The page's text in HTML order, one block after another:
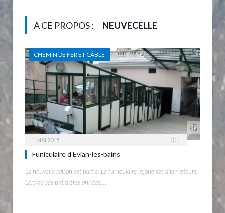
A CE PROPOS : NEUVECELLE
CHEMIN DE FER ET CÂBLE
1 MAI 2015 1
Funiculaire d’Evian-les-bains
La nouvelle saison est partie. Le funiculaire rejoue ses aller-retours.
Lors de ses premières années,…